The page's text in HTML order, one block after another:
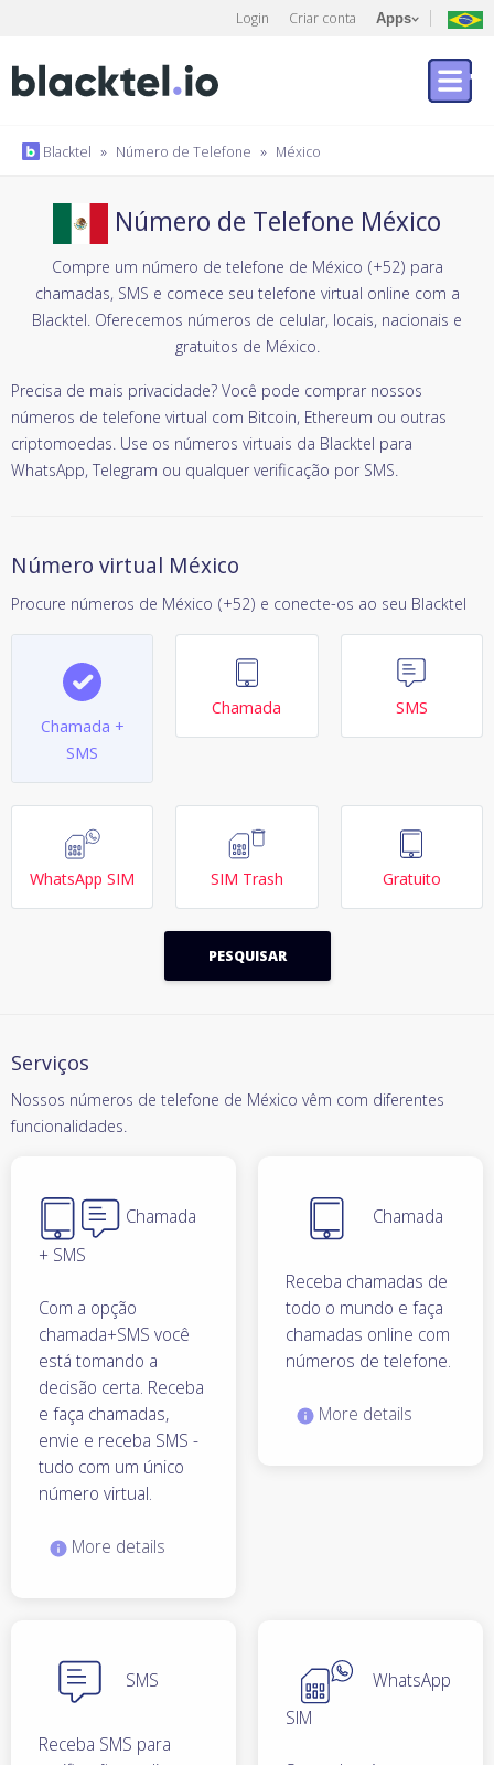
Login Criar conta Apps
Blacktel » Número de Telefone » México
Número de Telefone México
Compre um número de telefone de México (+52) para
chamadas, SMS e comece seu telefone virtual online com a
Blacktel. Oferecemos números de celular, locais, nacionais e
gratuitos de México.
Precisa de mais privacidade? Você pode comprar nossos
números de telefone virtual com Bitcoin, Ethereum ou outras
criptomoedas. Use os números virtuais da Blacktel para
WhatsApp, Telegram ou qualquer verificação por SMS.
Número virtual México
Procure números de México (+52) e conecte-os ao seu Blacktel
Chamada +
SMS
Chamada SMS
WhatsApp SIM SIM Trash Gratuito
PESQUISAR
Serviços
Nossos números de telefone de México vêm com diferentes
funcionalidades.
Chamada
+ SMS
Com a opção
chamada+SMS você
está tomando a
decisão certa. Receba
e faça chamadas,
envie e receba SMS -
tudo com um único
número virtual.
More details
Chamada
Receba chamadas de
todo o mundo e faça
chamadas online com
números de telefone.
More details
SMS
Receba SMS para
WhatsApp
SIM